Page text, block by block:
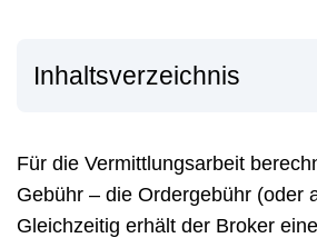
Inhaltsverzeichnis
Für die Vermittlungsarbeit
Gebühr – die Ordergebühr (oder
Gleichzeitig erhält der Broker